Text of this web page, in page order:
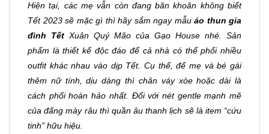
Hiện tại, các mẹ vẫn còn đang băn khoăn không biết
Tết 2023 sẽ mặc gì thì hãy sắm ngay mẫuáo thun gia
đình Tết Xuân Quý Mão của Gạo House nhé. Sản
phẩm là thiết kế độc đáo để cả nhà có thể phối nhiều
outfit khác nhau vào dịp Tết. Cụ thể, để mẹ và bé gái
thêm nữ tính, dịu dàng thì chân váy xòe hoặc dài là
cách phối hoàn hảo nhất. Đối với nét gentle mạnh mẽ
của đấng mày râu thì quần âu thanh lịch sẽ là item “cứu
tinh” hữu hiệu.